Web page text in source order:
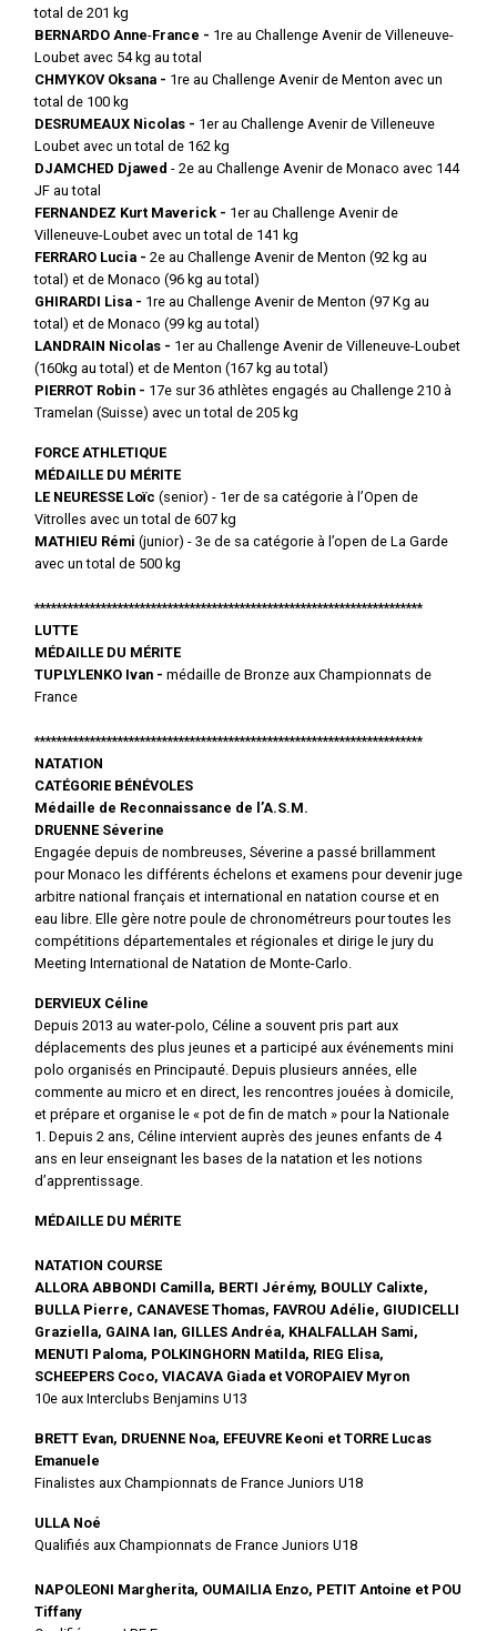
total de 201 kg
BERNARDO Anne-France - 1re au Challenge Avenir de Villeneuve-
Loubet avec 54 kg au total
CHMYKOV Oksana - 1re au Challenge Avenir de Menton avec un
total de 100 kg
DESRUMEAUX Nicolas - 1er au Challenge Avenir de Villeneuve
Loubet avec un total de 162 kg
DJAMCHED Djawed - 2e au Challenge Avenir de Monaco avec 144
JF au total
FERNANDEZ Kurt Maverick - 1er au Challenge Avenir de
Villeneuve-Loubet avec un total de 141 kg
FERRARO Lucia - 2e au Challenge Avenir de Menton (92 kg au
total) et de Monaco (96 kg au total)
GHIRARDI Lisa - 1re au Challenge Avenir de Menton (97 Kg au
total) et de Monaco (99 kg au total)
LANDRAIN Nicolas - 1er au Challenge Avenir de Villeneuve-Loubet
(160kg au total) et de Menton (167 kg au total)
PIERROT Robin - 17e sur 36 athlètes engagés au Challenge 210 à
Tramelan (Suisse) avec un total de 205 kg
FORCE ATHLETIQUE
MÉDAILLE DU MÉRITE
LE NEURESSE Loïc (senior) - 1er de sa catégorie à l’Open de
Vitrolles avec un total de 607 kg
MATHIEU Rémi (junior) - 3e de sa catégorie à l’open de La Garde
avec un total de 500 kg
**********************************************************************
LUTTE
MÉDAILLE DU MÉRITE
TUPLYLENKO Ivan - médaille de Bronze aux Championnats de
France
**********************************************************************
NATATION
CATÉGORIE BÉNÉVOLES
Médaille de Reconnaissance de l’A.S.M.
DRUENNE Séverine
Engagée depuis de nombreuses, Séverine a passé brillamment
pour Monaco les différents échelons et examens pour devenir juge
arbitre national français et international en natation course et en
eau libre. Elle gère notre poule de chronométreurs pour toutes les
compétitions départementales et régionales et dirige le jury du
Meeting International de Natation de Monte-Carlo.
DERVIEUX Céline
Depuis 2013 au water-polo, Céline a souvent pris part aux
déplacements des plus jeunes et a participé aux événements mini
polo organisés en Principauté. Depuis plusieurs années, elle
commente au micro et en direct, les rencontres jouées à domicile,
et prépare et organise le « pot de fin de match » pour la Nationale
1. Depuis 2 ans, Céline intervient auprès des jeunes enfants de 4
ans en leur enseignant les bases de la natation et les notions
d’apprentissage.
MÉDAILLE DU MÉRITE
NATATION COURSE
ALLORA ABBONDI Camilla, BERTI Jérémy, BOULLY Calixte,
BULLA Pierre, CANAVESE Thomas, FAVROU Adélie, GIUDICELLI
Graziella, GAINA Ian, GILLES Andréa, KHALFALLAH Sami,
MENUTI Paloma, POLKINGHORN Matilda, RIEG Elisa,
SCHEEPERS Coco, VIACAVA Giada et VOROPAIEV Myron
10e aux Interclubs Benjamins U13
BRETT Evan, DRUENNE Noa, EFEUVRE Keoni et TORRE Lucas
Emanuele
Finalistes aux Championnats de France Juniors U18
ULLA Noé
Qualifiés aux Championnats de France Juniors U18
NAPOLEONI Margherita, OUMAILIA Enzo, PETIT Antoine et POU
Tiffany